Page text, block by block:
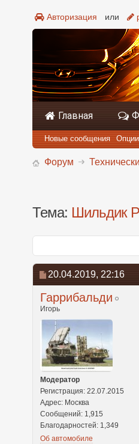
Авторизация или
Главная
Новые сообщения
Форум
Тема: Шильдик
20.04.2019, 22:16
Гаррибальди
Игорь
Модератор
Регистрация: 22.07.2015
Адрес: Москва
Сообщений: 1,915
Благодарностей: 1,349
Об автомобиле